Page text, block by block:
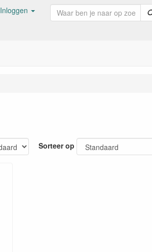
Inloggen
Sorteer op